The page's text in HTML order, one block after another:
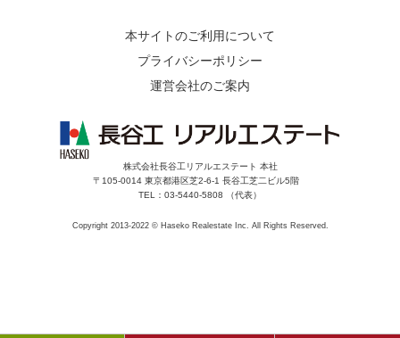
本サイトのご利用について
プライバシーポリシー
運営会社のご案内
株式会社長谷工リアルエステート 本社
〒105-0014 東京都港区芝2-6-1 長谷工芝二ビル5階
TEL：03-5440-5808 （代表）
Copyright 2013-2022 © Haseko Realestate Inc. All Rights Reserved.